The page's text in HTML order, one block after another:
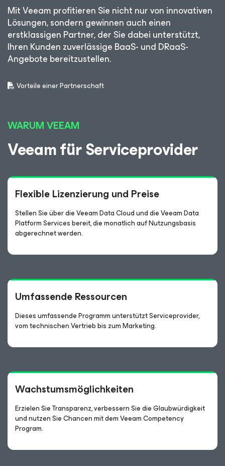
Mit Veeam profitieren Sie nicht nur von innovativen
Lösungen, sondern gewinnen auch einen
erstklassigen Partner, der Sie dabei unterstützt,
Ihren Kunden zuverlässige BaaS- und DRaaS-
Angebote bereitzustellen.
Vorteile einer Partnerschaft
WARUM VEEAM
Veeam für Serviceprovider
Flexible Lizenzierung und Preise
Stellen Sie über die Veeam Data Cloud und die Veeam Data
Platform Services bereit, die monatlich auf Nutzungsbasis
abgerechnet werden.
Umfassende Ressourcen
Dieses umfassende Programm unterstützt Serviceprovider,
vom technischen Vertrieb bis zum Marketing.
Wachstumsmöglichkeiten
Erzielen Sie Transparenz, verbessern Sie die Glaubwürdigkeit
und nutzen Sie Chancen mit dem Veeam Competency
Program.